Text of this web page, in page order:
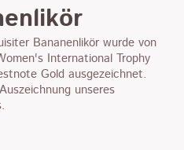
Bananenlikör wurde von
International Trophy
Gold ausgezeichnet.
unseres